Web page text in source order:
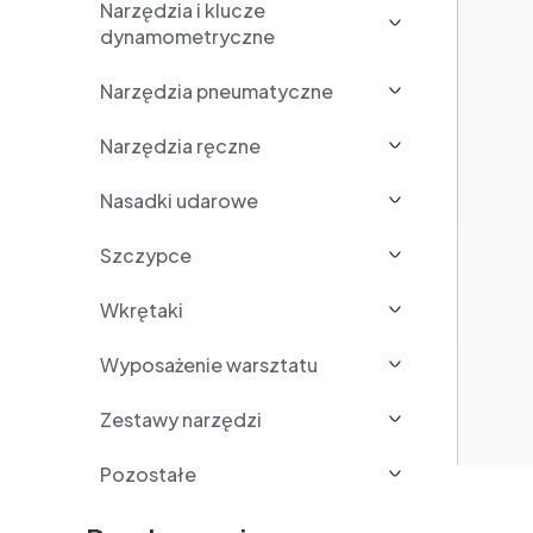
Narzędzia i klucze
dynamometryczne
Narzędzia pneumatyczne
Narzędzia ręczne
Nasadki udarowe
Szczypce
Wkrętaki
Wyposażenie warsztatu
Zestawy narzędzi
Pozostałe